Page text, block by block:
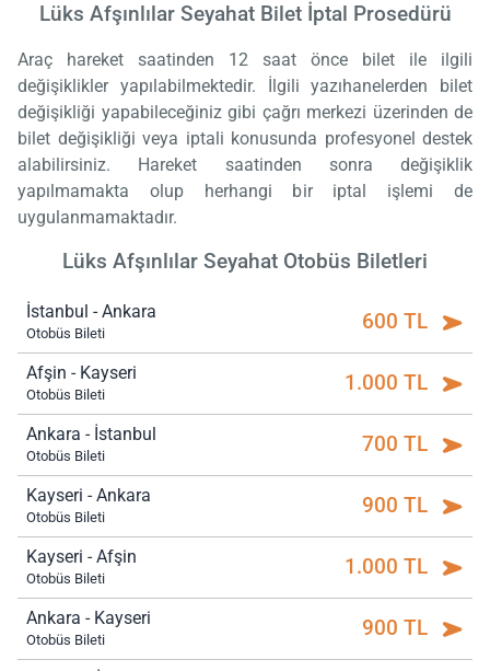
Lüks Afşınlılar Seyahat Bilet İptal Prosedürü
Araç hareket saatinden 12 saat önce bilet ile ilgili
değişiklikler yapılabilmektedir. İlgili yazıhanelerden bilet
değişikliği yapabileceğiniz gibi çağrı merkezi üzerinden de
bilet değişikliği veya iptali konusunda profesyonel destek
alabilirsiniz. Hareket saatinden sonra değişiklik
yapılmamakta olup herhangi bir iptal işlemi de
uygulanmamaktadır.
Lüks Afşınlılar Seyahat Otobüs Biletleri
İstanbul - Ankara
Otobüs Bileti 600 TL
Afşin - Kayseri
Otobüs Bileti 1.000 TL
Ankara - İstanbul
Otobüs Bileti 700 TL
Kayseri - Ankara
Otobüs Bileti 900 TL
Kayseri - Afşin
Otobüs Bileti 1.000 TL
Ankara - Kayseri
Otobüs Bileti 900 TL